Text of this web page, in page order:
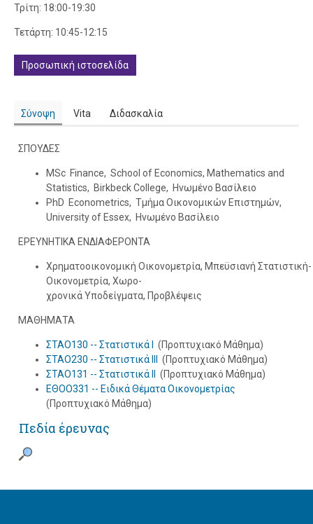
Τρίτη: 18:00-19:30
Τετάρτη: 10:45-12:15
Προσωπική ιστοσελίδα
Σύνοψη Vita Διδασκαλία
ΣΠΟΥΔΕΣ
MSc Finance, School of Economics, Mathematics and
Statistics, Birkbeck College, Ηνωμένο Βασίλειο
PhD Econometrics, Τμήμα Οικονομικών Επιστημών,
University of Essex, Ηνωμένο Βασίλειο
ΕΡΕΥΝΗΤΙΚΑ ΕΝΔΙΑΦΕΡΟΝΤΑ
Χρηματοοικονομική Οικονομετρία, Μπεϋσιανή Στατιστική-
Οικονομετρία, Χωρο-
χρονικά Υποδείγματα, Προβλέψεις
ΜΑΘΗΜΑΤΑ
ΣΤΑΟ130 -- Στατιστικά I
(Προπτυχιακό Μάθημα)
ΣΤΑΟ230 -- Στατιστικά III
(Προπτυχιακό Μάθημα)
ΣΤΑΟ131 -- Στατιστικά II
(Προπτυχιακό Μάθημα)
ΕΘΟΟ331 -- Ειδικά Θέματα Οικονομετρίας
(Προπτυχιακό Μάθημα)
Πεδία έρευνας